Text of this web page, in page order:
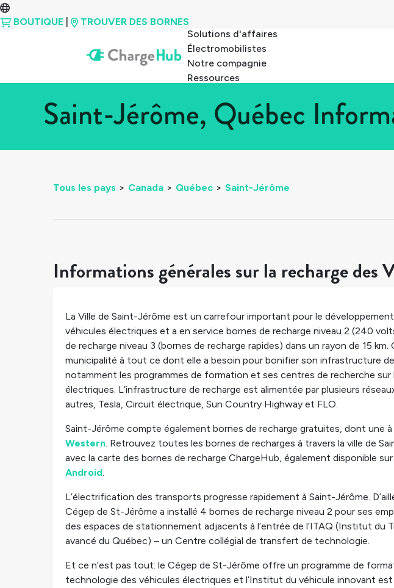
BOUTIQUE
TROUVER DES BORNES
Solutions d'affaires
Électromobilistes
Notre compagnie
Ressources
Saint-Jérôme, Québec
Tous les pays > Canada > Québec > Saint-Jérôme
Informations générales sur la recharge des
La Ville de Saint-Jérôme est un carrefour important pour le
véhicules électriques et a en service bornes de recharge niveau 2 (240
de recharge niveau 3 (bornes de recharge rapides) dans un rayon de 15 km.
municipalité à tout ce dont elle a besoin pour bonifier son infrastructure
notamment les programmes de formation et ses centres de recherche sur
électriques. L’infrastructure de recharge est alimentée par plusieurs
autres, Tesla, Circuit électrique, Sun Country Highway et FLO.
Saint-Jérôme compte également bornes de recharge gratuites, dont une à
Western. Retrouvez toutes les bornes de recharges à travers la ville de
avec la carte des bornes de recharge ChargeHub, également disponible sur
Android.
L’électrification des transports progresse rapidement à Saint-Jérôme.
Cégep de St-Jérôme a installé 4 bornes de recharge niveau 2 pour ses
des espaces de stationnement adjacents à l’entrée de l’ITAQ (Institut du
avancé du Québec) – un Centre collégial de transfert de technologie.
Et ce n’est pas tout: le Cégep de St-Jérôme offre un programme de
technologie des véhicules électriques et l’Institut du véhicule innovant